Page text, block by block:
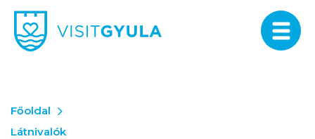
Főoldal
Látnivalók